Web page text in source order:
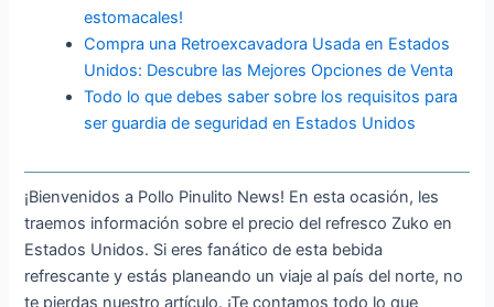
estomacales!
Compra una Retroexcavadora Usada en Estados
Unidos: Descubre las Mejores Opciones de Venta
Todo lo que debes saber sobre los requisitos para
ser guardia de seguridad en Estados Unidos
¡Bienvenidos a Pollo Pinulito News! En esta ocasión, les
traemos información sobre el precio del refresco Zuko en
Estados Unidos. Si eres fanático de esta bebida
refrescante y estás planeando un viaje al país del norte, no
te pierdas nuestro artículo. ¡Te contamos todo lo que